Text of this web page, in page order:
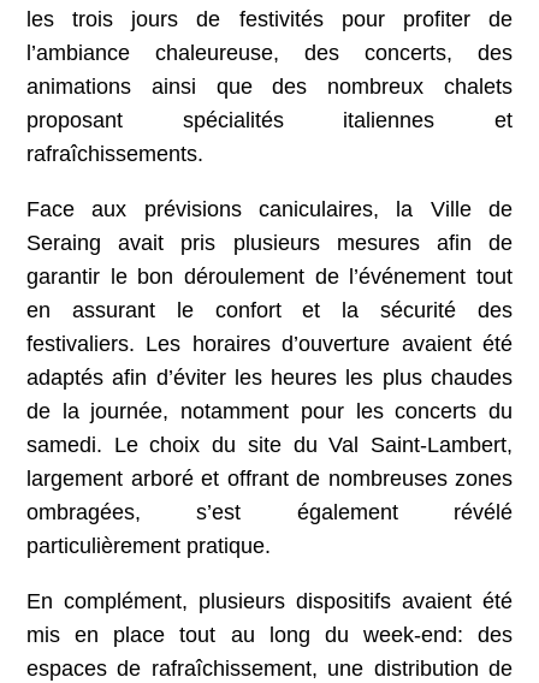
les trois jours de festivités pour profiter de
l’ambiance chaleureuse, des concerts, des
animations ainsi que des nombreux chalets
proposant spécialités italiennes et
rafraîchissements.
Face aux prévisions caniculaires, la Ville de
Seraing avait pris plusieurs mesures afin de
garantir le bon déroulement de l’événement tout
en assurant le confort et la sécurité des
festivaliers. Les horaires d’ouverture avaient été
adaptés afin d’éviter les heures les plus chaudes
de la journée, notamment pour les concerts du
samedi. Le choix du site du Val Saint-Lambert,
largement arboré et offrant de nombreuses zones
ombragées, s’est également révélé
particulièrement pratique.
En complément, plusieurs dispositifs avaient été
mis en place tout au long du week-end: des
espaces de rafraîchissement, une distribution de